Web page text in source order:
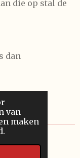
van
maken
die op stal de
dan